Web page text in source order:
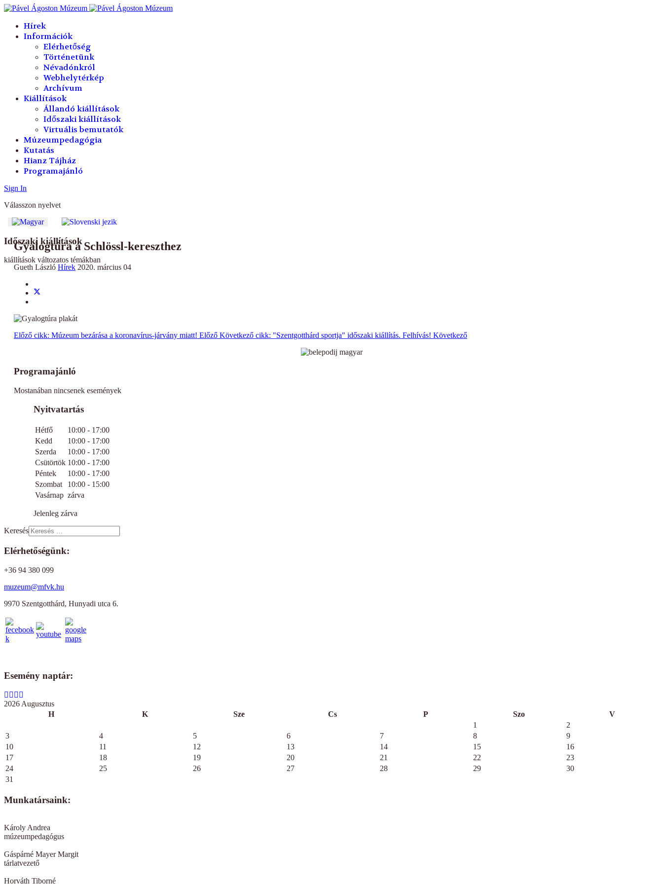
Hírek
Információk
Elérhetőség
Történetünk
Névadónkról
Webhelytérkép
Archívum
Kiállítások
Állandó kiállítások
Időszaki kiállítások
Virtuális bemutatók
Múzeumpedagógia
Kutatás
Hianz Tájház
Programajánló
Sign In
Válasszon nyelvet
Időszaki kiállítások
kiállítások változatos témákban
Gyalogtúra a Schlössl-kereszthez
Gueth László Hírek 2020. március 04
Előző cikk: Múzeum bezárása a koronavírus-járvány miatt! Előző Következő cikk: "Szentgotthárd sportja" időszaki kiállítás. Felhívás! Következő
Programajánló
Mostanában nincsenek események
Nyitvatartás
Hétfő
10:00 - 17:00
Kedd
10:00 - 17:00
Szerda
10:00 - 17:00
Csütörtök 10:00 - 17:00
Péntek
10:00 - 17:00
Szombat
10:00 - 15:00
Vasárnap zárva
Jelenleg zárva
Keresés
Elérhetőségünk:
+36 94 380 099
muzeum@mfvk.hu
9970 Szentgotthárd, Hunyadi utca 6.
Esemény naptár:
évhónap
évhónap
2026 Augusztus
H
K Sze Cs P Szo
V
1
2
3
4 5 6 7 8
9
10
11 12 13 14 15
16
17
18 19 20 21 22
23
24
25 26 27 28 29
30
31
Munkatársaink:
Károly Andrea
múzeumpedagógus
Gáspárné Mayer Margit
tárlatvezető
Horváth Tiborné